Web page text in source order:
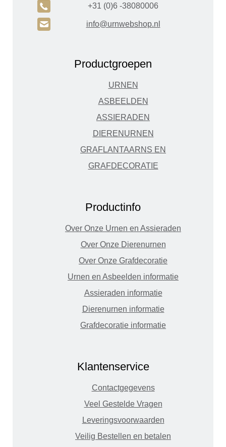
A +31 (0)6 -38080006
H info@urnwebshop.nl
Productgroepen
URNEN
ASBEELDEN
ASSIERADEN
DIERENURNEN
GRAFLANTAARNS EN
GRAFDECORATIE
Productinfo
Over Onze Urnen en Assieraden
Over Onze Dierenurnen
Over Onze Grafdecoratie
Urnen en Asbeelden informatie
Assieraden informatie
Dierenurnen informatie
Grafdecoratie informatie
Klantenservice
Contactgegevens
Veel Gestelde Vragen
Leveringsvoorwaarden
Veilig Bestellen en betalen